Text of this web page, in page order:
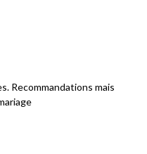
Recommandations mais